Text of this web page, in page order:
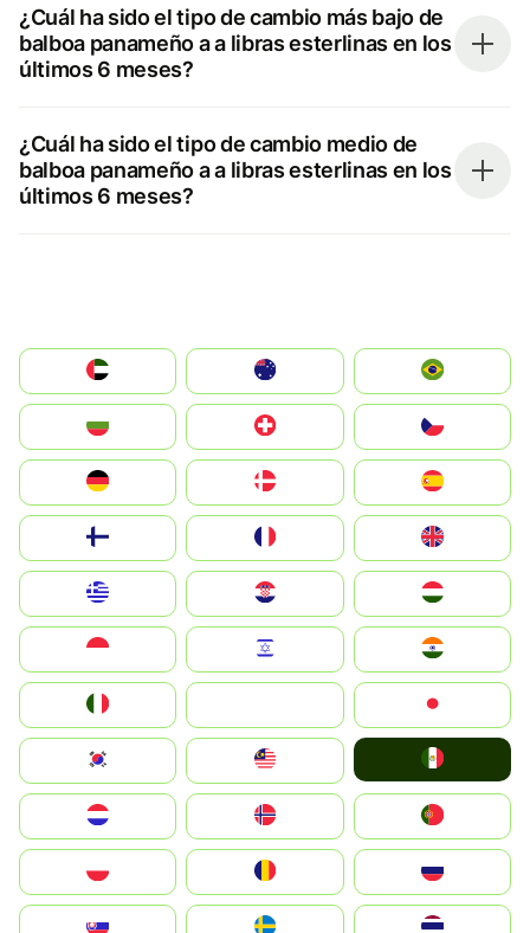
¿Cuál ha sido el tipo de cambio más bajo de
balboa panameño a a libras esterlinas en los
últimos 6 meses?
¿Cuál ha sido el tipo de cambio medio de
balboa panameño a a libras esterlinas en los
últimos 6 meses?
الإمارات العربية المتحدة
Switzerland
Deutschland
United Kingdom
Magyarország
South Korea